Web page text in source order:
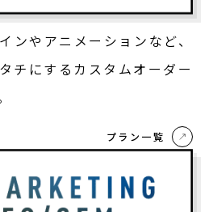
ンやアニメーションなど、
チにするカスタムオーダー
プラン一覧